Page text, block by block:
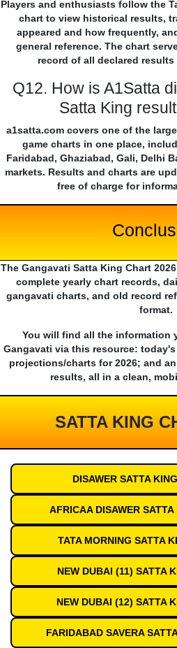
Players and enthusiasts follow the
chart to view historical results,
appeared and how frequently,
general reference. The chart
record of all declared
Q12. How is A1Satta
Satta King
a1satta.com covers one of the
game charts in one place,
Faridabad, Ghaziabad, Gali, Delhi
markets. Results and charts are
free of charge for
The Gangavati Satta King Chart
complete yearly chart records,
gangavati charts, and old record
format.
You will find all the information
Gangavati via this resource:
projections/charts for 2026; and
results, all in a clean,
SATTA KING
DISAWER SATTA
AFRICAA DISAWER
TATA MORNING SATTA
NEW DUBAI (11) SATTA
NEW DUBAI (12) SATTA
FARIDABAD SAVERA